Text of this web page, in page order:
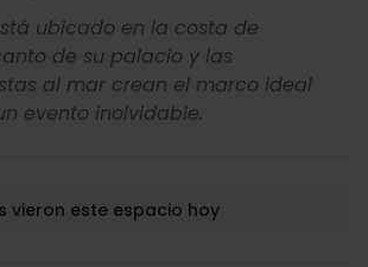
ubicado en la costa de
de su palacio y las
al mar crean el marco ideal
evento inolvidable.
vieron este espacio hoy